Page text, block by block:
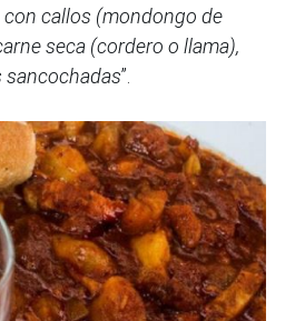
con callos (mondongo de
seca (cordero o llama),
sancochadas”.